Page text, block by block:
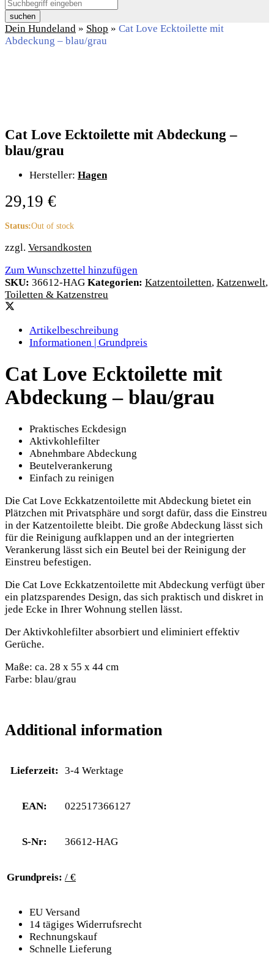
suchen
Dein Hundeland » Shop » Cat Love Ecktoilette mit
Abdeckung – blau/grau
Cat Love Ecktoilette mit Abdeckung –
blau/grau
Hersteller: Hagen
29,19 €
Status:Out of stock
zzgl. Versandkosten
Zum Wunschzettel hinzufügen
SKU: 36612-HAG Kategorien: Katzentoiletten, Katzenwelt,
Toiletten & Katzenstreu
Artikelbeschreibung
Informationen | Grundpreis
Cat Love Ecktoilette mit
Abdeckung – blau/grau
Praktisches Eckdesign
Aktivkohlefilter
Abnehmbare Abdeckung
Beutelverankerung
Einfach zu reinigen
Die Cat Love Eckkatzentoilette mit Abdeckung bietet ein
Plätzchen mit Privatsphäre und sorgt dafür, dass die Einstreu
in der Katzentoilette bleibt. Die große Abdeckung lässt sich
für die Reinigung aufklappen und an der integrierten
Verankerung lässt sich ein Beutel bei der Reinigung der
Einstreu befestigen.
Die Cat Love Eckkatzentoilette mit Abdeckung verfügt über
ein platzsparendes Design, das sich praktisch und diskret in
jede Ecke in Ihrer Wohnung stellen lässt.
Der Aktivkohlefilter absorbiert und eliminiert effektiv
Gerüche.
Maße: ca. 28 x 55 x 44 cm
Farbe: blau/grau
Additional information
Lieferzeit: 3-4 Werktage
EAN: 022517366127
S-Nr: 36612-HAG
Grundpreis: / €
EU Versand
14 tägiges Widerrufsrecht
Rechnungskauf
Schnelle Lieferung